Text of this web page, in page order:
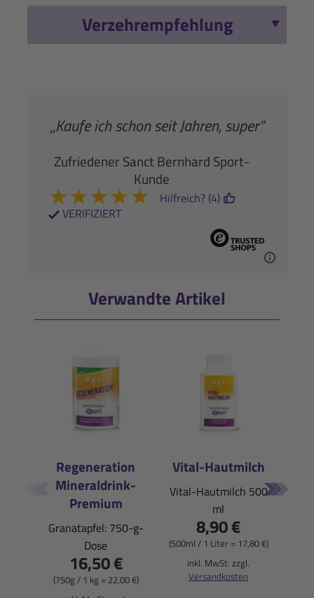
Verzehrempfehlung
„Kaufe ich schon seit Jahren, super”
Zufriedener Sanct Bernhard Sport-
Kunde
★★★★★
VERIFIZIERT
Hilfreich? (4)
Verwandte Artikel
Regeneration
Mineraldrink-
Premium
Granatapfel: 750-g-
Dose
16,50 €
(750g / 1 kg = 22,00 €)
Vital-Hautmilch
Vital-Hautmilch 500
ml
8,90 €
(500ml / 1 Liter = 17,80 €)
inkl. MwSt. zzgl.
Versandkosten